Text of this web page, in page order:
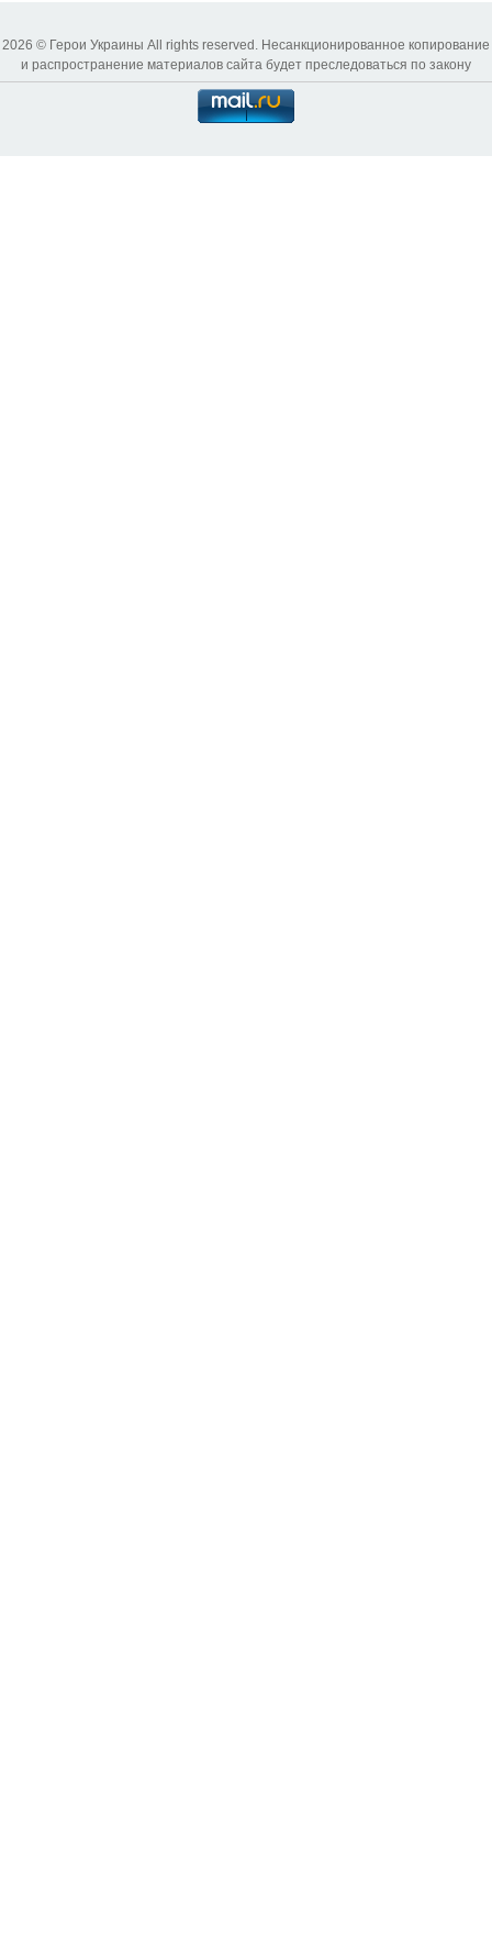
2026 © Герои Украины All rights reserved. Несанкционированное копирование
и распространение материалов сайта будет преследоваться по закону